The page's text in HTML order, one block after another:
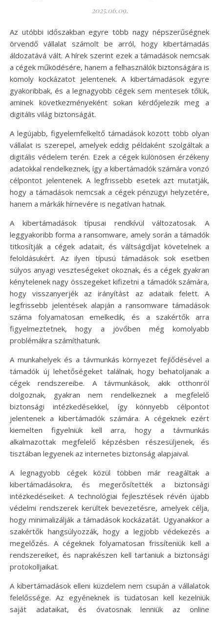
2025.06.09.
Az utóbbi időszakban egyre több nagy népszerűségnek
örvendő vállalat számolt be arról, hogy kibertámadás
áldozatává vált. A hírek szerint ezek a támadások nemcsak
a cégek működésére, hanem a felhasználók biztonságára is
komoly kockázatot jelentenek. A kibertámadások egyre
gyakoribbak, és a legnagyobb cégek sem mentesek tőlük,
aminek következményeként sokan kérdőjelezik meg a
digitális világ biztonságát.
A legújabb, figyelemfelkeltő támadások között több olyan
vállalat is szerepel, amelyek eddig példaként szolgáltak a
digitális védelem terén. Ezek a cégek különösen érzékeny
adatokkal rendelkeznek, így a kibertámadók számára vonzó
célpontot jelentenek. A legfrissebb esetek azt mutatják,
hogy a támadások nemcsak a cégek pénzügyi helyzetére,
hanem a márkák hírnevére is negatívan hatnak.
A kibertámadások típusai rendkívül változatosak. A
leggyakoribb forma a ransomware, amely során a támadók
titkosítják a cégek adatait, és váltságdíjat követelnek a
feloldásukért. Az ilyen típusú támadások sok esetben
súlyos anyagi veszteségeket okoznak, és a cégek gyakran
kénytelenek nagy összegeket kifizetni a támadók számára,
hogy visszanyerjék az irányítást az adataik felett. A
legfrissebb jelentések alapján a ransomware támadások
száma folyamatosan emelkedik, és a szakértők arra
figyelmeztetnek, hogy a jövőben még komolyabb
problémákra számíthatunk.
A munkahelyek és a távmunkás környezet fejlődésével a
támadók új lehetőségeket találnak, hogy behatoljanak a
cégek rendszereibe. A távmunkások, akik otthonról
dolgoznak, gyakran nem rendelkeznek a megfelelő
biztonsági intézkedésekkel, így könnyebb célpontot
jelentenek a kibertámadók számára. A cégeknek ezért
kiemelten figyelniük kell arra, hogy a távmunkás
alkalmazottak megfelelő képzésben részesüljenek, és
tisztában legyenek az internetes biztonság alapjaival.
A legnagyobb cégek közül többen már reagáltak a
kibertámadásokra, és megerősítették a biztonsági
intézkedéseiket. A technológiai fejlesztések révén újabb
védelmi rendszerek kerültek bevezetésre, amelyek célja,
hogy minimalizálják a támadások kockázatát. Ugyanakkor a
szakértők hangsúlyozzák, hogy a legjobb védekezés a
megelőzés. A cégeknek folyamatosan frissíteniük kell a
rendszereiket, és naprakészen kell tartaniuk a biztonsági
protokolljaikat.
A kibertámadások elleni küzdelem nem csupán a vállalatok
felelőssége. Az egyéneknek is tudatosan kell kezelniük
saját adataikat, és óvatosnak lenniük az online